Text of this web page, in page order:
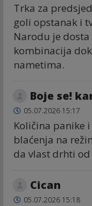
Trka za
goli opstanak i
Narodu je
kombinacija
nametima.
Boje se!
05.07.2026 15:17
Količina panike
blaćenja na
da vlast drhti
Cican
05.07.2026 15:18